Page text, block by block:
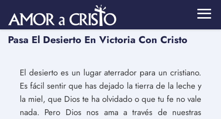
Pasa El Desierto En Victoria Con Cristo
El desierto es un lugar aterrador para un cristiano.
Es fácil sentir que has dejado la tierra de la leche y
la miel, que Dios te ha olvidado o que tu fe no vale
nada. Pero Dios nos ama a través de nuestras